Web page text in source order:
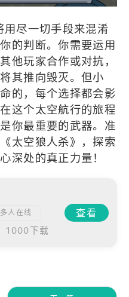
尽一切手段来混淆
的判断。你需要运用
他玩家合作或对抗，
其推向毁灭。但小
的，每个选择都会影
这个太空航行的旅程
你最重要的武器。准
太空狼人杀》，探索
深处的真正力量！
多人在线
1000下载
查看